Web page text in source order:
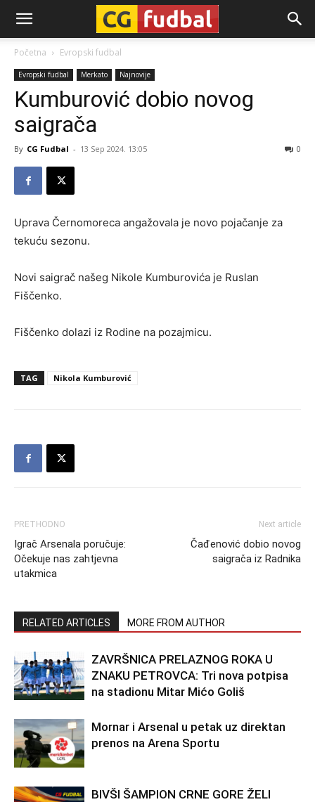
CG-
Fudbal
Početna Evropski fudbal
Evropski fudbal Merkato Najnovije
Kumburović dobio novog
saigrača
By CG Fudbal - 13 Sep 2024. 13:05 0
Uprava Černomoreca angažovala je novo pojačanje za
tekuću sezonu.
Novi saigrač našeg Nikole Kumburovića je Ruslan
Fiščenko.
Fiščenko dolazi iz Rodine na pozajmicu.
TAG Nikola Kumburović
PRETHODNO
Igrač Arsenala poručuje:
Očekuje nas zahtjevna
utakmica
Next article
Čađenović dobio novog
saigrača iz Radnika
RELATED ARTICLES MORE FROM AUTHOR
ZAVRŠNICA PRELAZNOG ROKA U
ZNAKU PETROVCA: Tri nova potpisa
na stadionu Mitar Mićo Goliš
Mornar i Arsenal u petak uz direktan
prenos na Arena Sportu
BIVŠI ŠAMPION CRNE GORE ŽELI